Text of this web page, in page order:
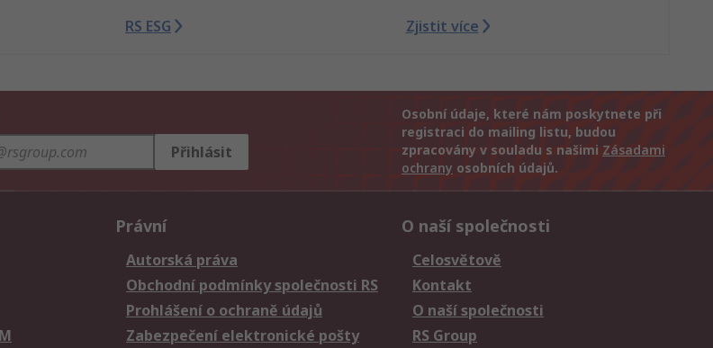
RS ESG
Zjistit více
Přihlásit
Osobní údaje, které nám poskytnete při
registraci do mailing listu, budou
zpracovány v souladu s našimi Zásadami
ochrany osobních údajů.
Právní
Autorská práva
Obchodní podmínky společnosti RS
Prohlášení o ochraně údajů
Zabezpečení elektronické pošty
O naší společnosti
Celosvětově
Kontakt
O naší společnosti
RS Group